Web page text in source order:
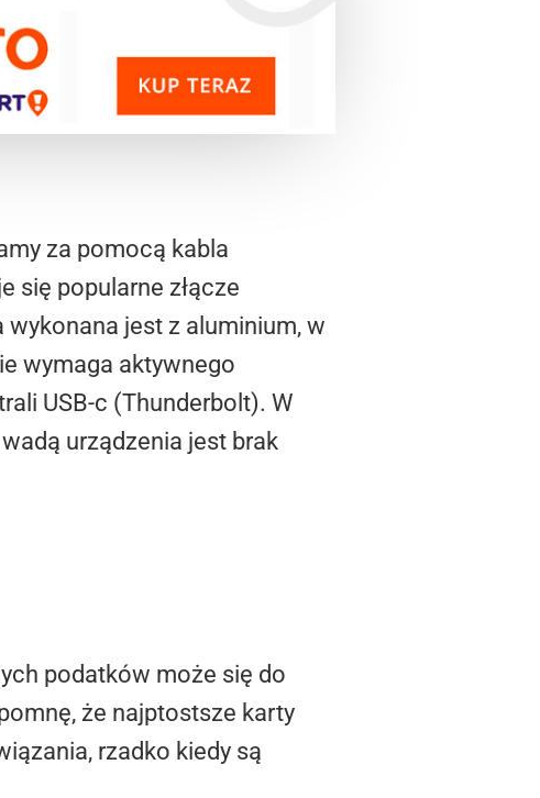
za pomocą kabla
się popularne złącze
wykonana jest z aluminium, w
wymaga aktywnego
USB-c (Thunderbolt). W
urządzenia jest brak
podatków może się do
że najptostsze karty
rzadko kiedy są